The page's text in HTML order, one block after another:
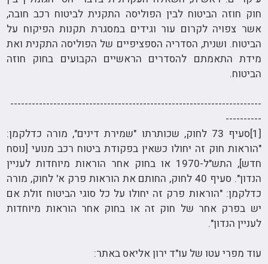
חוק חוזה הביטוח לבין הפוליסה התקנית לביטוח רכב חובה,
אשר צפויה לקרום עור וגידים במסגרת תקנות הפיקוח על
הביטוח. ושנית, הסדריה הספציפיים של הפוליסה התקנית ואת
מידת התאמתם להסדרים הראשיים הקבועים בחוק חוזה
הביטוח.
----------------------------------------------------------------------
----------
[1]סעיף 73 לחוק, שכותרתו "שמירת דינים", מורה כדלקמן:
"הוראות חוק זה יחולו כשאין בפקודת ביטוח רכב מנועי [נוסח
חדש], התש"ל-1970 או בחוק אחר הוראות מיוחדות לעניין
הנדון". סעיף 40 לחוק, החותם את הוראות פרק א' לחוק, מורה
כדלקמן: "הוראות פרק זה יחולו על כל סוגי הביטוח זולת אם
יש בפרק אחר של חוק זה או בחוק אחר הוראות מיוחדות
לעניין הנדון".
עוד מפרי עטו של עו"ד ירון אליאס באתר: